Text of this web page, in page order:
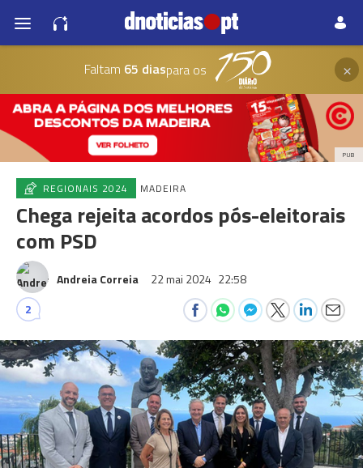
Faltam 65 diaspara os ×
PUB
REGIONAIS 2024 MADEIRA
Chega rejeita acordos pós-eleitorais
com PSD
Andreia Correia 22 mai 2024 22:58
2